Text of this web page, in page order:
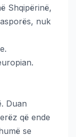
Shqipërinë,
nuk
Duan
që ende
se